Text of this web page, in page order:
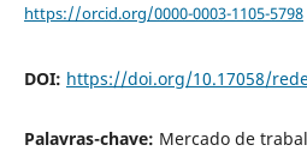
https://orcid.org/0000-0003-1105-5798
DOI: https://doi.org/10.17058/
Palavras-chave: Mercado de